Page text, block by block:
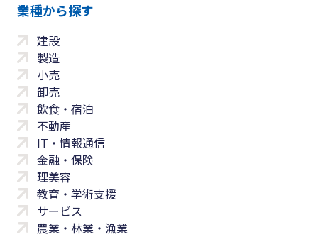
業種から探す
建設
製造
小売
卸売
飲食・宿泊
不動産
IT・情報通信
金融・保険
理美容
教育・学術支援
サービス
農業・林業・漁業